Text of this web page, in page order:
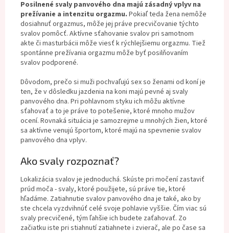
Posilnené svaly panvového dna majú zásadný vplyv na
prežívanie a intenzitu orgazmu. Pokiaľ teda žena nemôže
dosiahnuť orgazmus, môže jej práve precvičovanie týchto
svalov pomôcť. Aktívne sťahovanie svalov pri samotnom
akte či masturbácii môže viesť k rýchlejšiemu orgazmu. Tiež
spontánne prežívania orgazmu môže byť posilňovaním
svalov podporené.
Dôvodom, prečo si muži pochvaľujú sex so ženami od koní je
ten, že v dôsledku jazdenia na koni majú pevné aj svaly
panvového dna. Pri pohlavnom styku ich môžu aktívne
sťahovať a to je práve to potešenie, ktoré mnoho mužov
ocení. Rovnaká situácia je samozrejme u mnohých žien, ktoré
sa aktívne venujú športom, ktoré majú na spevnenie svalov
panvového dna vplyv.
Ako svaly rozpoznať?
Lokalizácia svalov je jednoduchá. Skúste pri močení zastaviť
prúd moča - svaly, ktoré použijete, sú práve tie, ktoré
hľadáme. Zatiahnutie svalov panvového dna je také, ako by
ste chcela vyzdvihnúť celé svoje pohlavie vyššie. Čím viac sú
svaly precvičené, tým ľahšie ich budete zaťahovať. Zo
začiatku iste pri stiahnutí zatiahnete i zvierač, ale po čase sa